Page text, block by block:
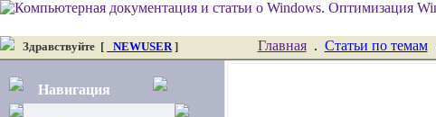
Здравствуйте [ _NEWUSER] Главная. Статьи по темам
Навигация